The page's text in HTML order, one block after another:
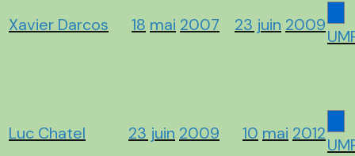
Xavier Darcos 18 mai 2007 23 juin 2009
Luc Chatel 23 juin 2009 10 mai 2012